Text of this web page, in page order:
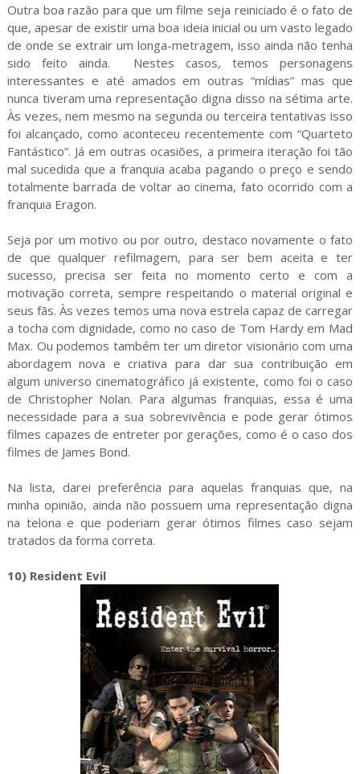
Outra boa razão para que um filme seja reiniciado é o fato de
que, apesar de existir uma boa ideia inicial ou um vasto legado
de onde se extrair um longa-metragem, isso ainda não tenha
sido feito ainda. Nestes casos, temos personagens
interessantes e até amados em outras “mídias” mas que
nunca tiveram uma representação digna disso na sétima arte.
Às vezes, nem mesmo na segunda ou terceira tentativas isso
foi alcançado, como aconteceu recentemente com “Quarteto
Fantástico”. Já em outras ocasiões, a primeira iteração foi tão
mal sucedida que a franquia acaba pagando o preço e sendo
totalmente barrada de voltar ao cinema, fato ocorrido com a
franquia Eragon.
Seja por um motivo ou por outro, destaco novamente o fato
de que qualquer refilmagem, para ser bem aceita e ter
sucesso, precisa ser feita no momento certo e com a
motivação correta, sempre respeitando o material original e
seus fãs. Às vezes temos uma nova estrela capaz de carregar
a tocha com dignidade, como no caso de Tom Hardy em Mad
Max. Ou podemos também ter um diretor visionário com uma
abordagem nova e criativa para dar sua contribuição em
algum universo cinematográfico já existente, como foi o caso
de Christopher Nolan. Para algumas franquias, essa é uma
necessidade para a sua sobrevivência e pode gerar ótimos
filmes capazes de entreter por gerações, como é o caso dos
filmes de James Bond.
Na lista, darei preferência para aquelas franquias que, na
minha opinião, ainda não possuem uma representação digna
na telona e que poderiam gerar ótimos filmes caso sejam
tratados da forma correta.
10) Resident Evil